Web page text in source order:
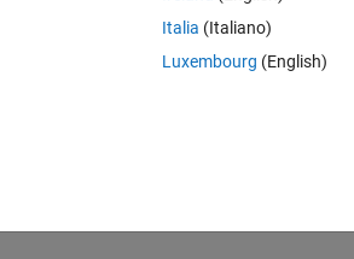
background color to the image file as well?
Italia (Italiano)
Luxembourg (English)